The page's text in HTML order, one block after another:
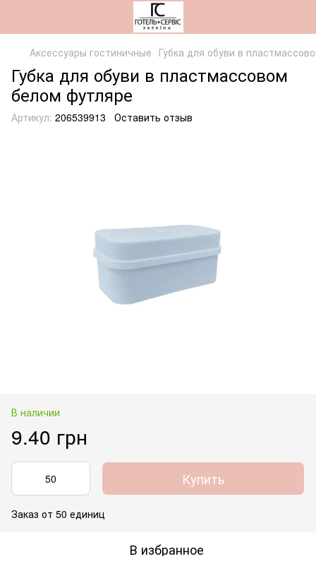
Аксессуары гостиничные Губка для обуви в
Губка для обуви в пластмассовом
белом футляре
Артикул: 206539913 Оставить отзыв
В наличии
9.40 грн
Купить
Заказ от 50 единиц
В избранное